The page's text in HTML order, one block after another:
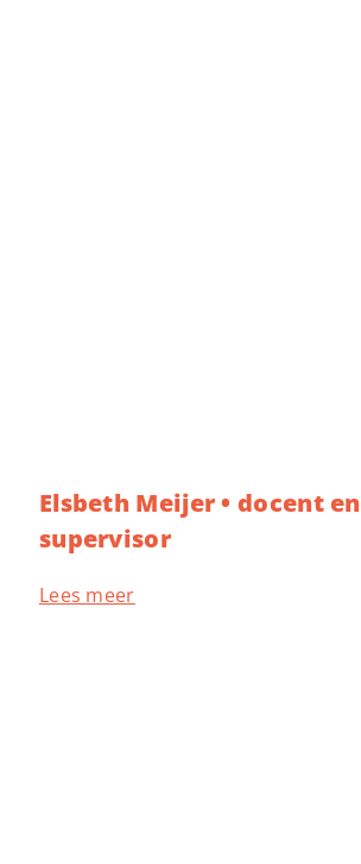
Elsbeth Meijer • docent en
supervisor
Lees meer